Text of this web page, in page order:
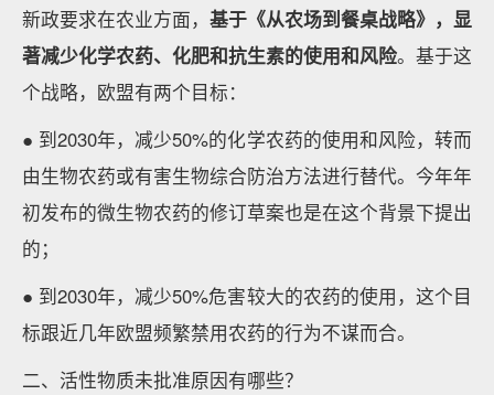
新政要求在农业方面， 基于《从农场到餐桌战略》，显
著减少化学农药、化肥和抗生素的使用和风险。基于这
个战略，欧盟有两个目标：
● 到2030年，减少50%的化学农药的使用和风险，转而
由生物农药或有害生物综合防治方法进行替代。今年年
初发布的微生物农药的修订草案也是在这个背景下提出
的；
● 到2030年，减少50%危害较大的农药的使用，这个目
标跟近几年欧盟频繁禁用农药的行为不谋而合。
二、活性物质未批准原因有哪些？